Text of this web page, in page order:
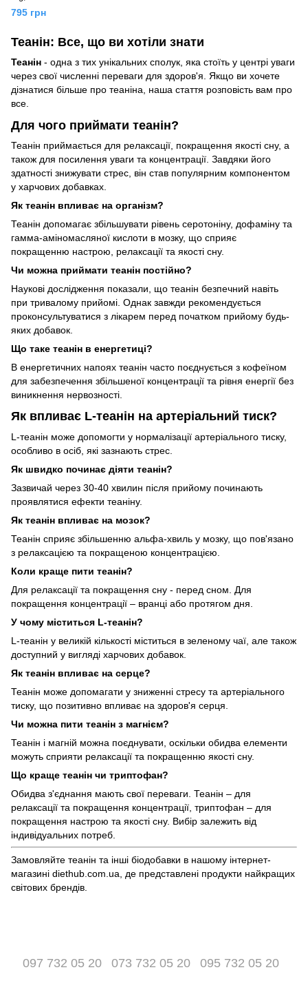
795 грн
Теанін: Все, що ви хотіли знати
Теанін - одна з тих унікальних сполук, яка стоїть у центрі уваги
через свої численні переваги для здоров'я. Якщо ви хочете
дізнатися більше про теаніна, наша стаття розповість вам про
все.
Для чого приймати теанін?
Теанін приймається для релаксації, покращення якості сну, а
також для посилення уваги та концентрації. Завдяки його
здатності знижувати стрес, він став популярним компонентом
у харчових добавках.
Як теанін впливає на організм?
Теанін допомагає збільшувати рівень серотоніну, дофаміну та
гамма-аміномасляної кислоти в мозку, що сприяє
покращенню настрою, релаксації та якості сну.
Чи можна приймати теанін постійно?
Наукові дослідження показали, що теанін безпечний навіть
при тривалому прийомі. Однак завжди рекомендується
проконсультуватися з лікарем перед початком прийому будь-
яких добавок.
Що таке теанін в енергетиці?
В енергетичних напоях теанін часто поєднується з кофеїном
для забезпечення збільшеної концентрації та рівня енергії без
виникнення нервозності.
Як впливає L-теанін на артеріальний тиск?
L-теанін може допомогти у нормалізації артеріального тиску,
особливо в осіб, які зазнають стрес.
Як швидко починає діяти теанін?
Зазвичай через 30-40 хвилин після прийому починають
проявлятися ефекти теаніну.
Як теанін впливає на мозок?
Теанін сприяє збільшенню альфа-хвиль у мозку, що пов'язано
з релаксацією та покращеною концентрацією.
Коли краще пити теанін?
Для релаксації та покращення сну - перед сном. Для
покращення концентрації – вранці або протягом дня.
У чому міститься L-теанін?
L-теанін у великій кількості міститься в зеленому чаї, але також
доступний у вигляді харчових добавок.
Як теанін впливає на серце?
Теанін може допомагати у зниженні стресу та артеріального
тиску, що позитивно впливає на здоров'я серця.
Чи можна пити теанін з магнієм?
Теанін і магній можна поєднувати, оскільки обидва елементи
можуть сприяти релаксації та покращенню якості сну.
Що краще теанін чи триптофан?
Обидва з'єднання мають свої переваги. Теанін – для
релаксації та покращення концентрації, триптофан – для
покращення настрою та якості сну. Вибір залежить від
індивідуальних потреб.
Замовляйте теанін та інші біодобавки в нашому інтернет-
магазині diethub.com.ua, де представлені продукти найкращих
світових брендів.
097 732 05 20 073 732 05 20 095 732 05 20